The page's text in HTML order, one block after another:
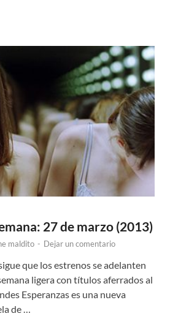
27 de marzo (2013)
maldito - Dejar un comentario
que los estrenos se adelanten
ligera con títulos aferrados al
Esperanzas es una nueva
de …